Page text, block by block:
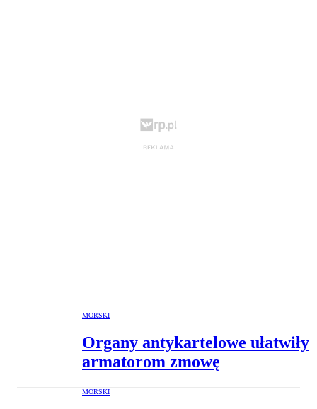
MORSKI
Organy antykartelowe ułatwiły
armatorom zmowę
MORSKI